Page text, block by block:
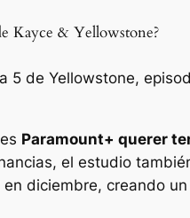
Kayce & Yellowstone?
5 de Yellowstone,
Paramount+ querer
el estudio
en diciembre, creando